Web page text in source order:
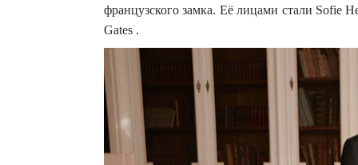
французского замка. Её лицами стали Sofie
Gates .